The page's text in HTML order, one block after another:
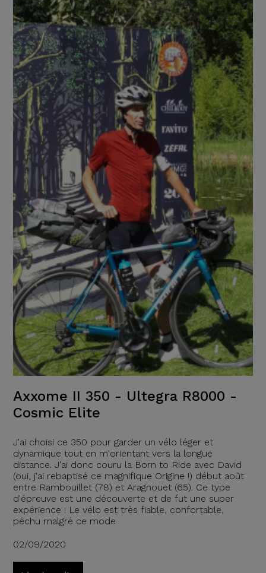
Axxome II 350 - Ultegra R8000 -
Cosmic Elite
J'ai choisi ce 350 pour garder un vélo léger et
dynamique tout en m'orientant vers la longue
distance. J'ai donc couru la Born to Ride avec David
(oui, j'ai rebaptisé ce magnifique Origine !) début août
entre Rambouillet (78) et Aragnouet (65). Ce type
d'épreuve est une découverte et de fut une super
expérience ! Le vélo est très fiable, confortable,
pêchu malgré ce mode
02/09/2020